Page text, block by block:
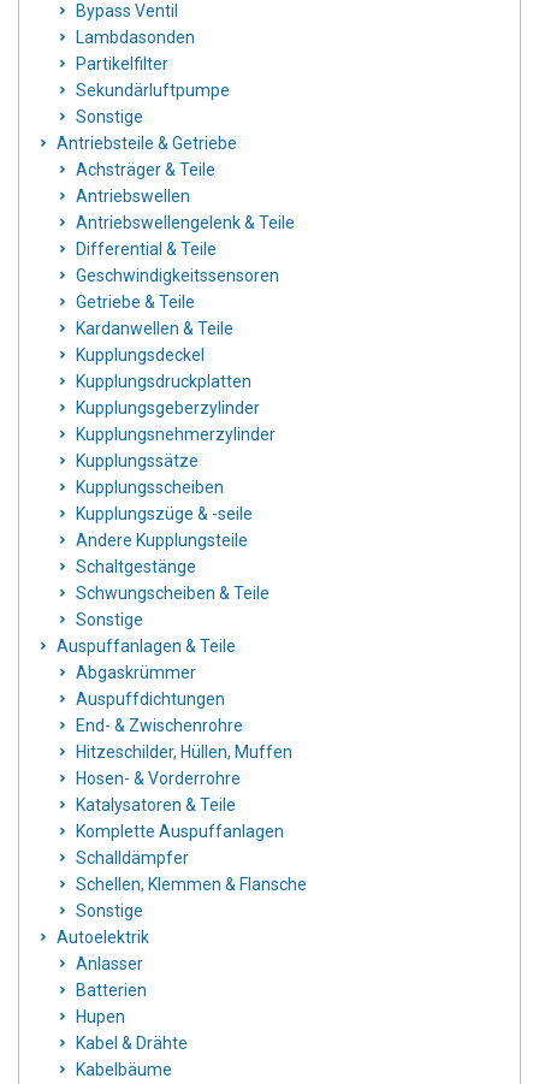
Bypass Ventil
Lambdasonden
Partikelfilter
Sekundärluftpumpe
Sonstige
Antriebsteile & Getriebe
Achsträger & Teile
Antriebswellen
Antriebswellengelenk & Teile
Differential & Teile
Geschwindigkeitssensoren
Getriebe & Teile
Kardanwellen & Teile
Kupplungsdeckel
Kupplungsdruckplatten
Kupplungsgeberzylinder
Kupplungsnehmerzylinder
Kupplungssätze
Kupplungsscheiben
Kupplungszüge & -seile
Andere Kupplungsteile
Schaltgestänge
Schwungscheiben & Teile
Sonstige
Auspuffanlagen & Teile
Abgaskrümmer
Auspuffdichtungen
End- & Zwischenrohre
Hitzeschilder, Hüllen, Muffen
Hosen- & Vorderrohre
Katalysatoren & Teile
Komplette Auspuffanlagen
Schalldämpfer
Schellen, Klemmen & Flansche
Sonstige
Autoelektrik
Anlasser
Batterien
Hupen
Kabel & Drähte
Kabelbäume